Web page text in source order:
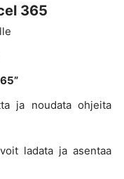
365
ja noudata ohjeita
ladata ja asentaa